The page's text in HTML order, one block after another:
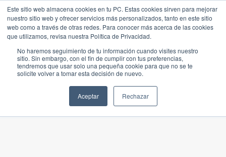
Este sitio web almacena cookies en tu PC. Estas cookies sirven para mejorar
nuestro sitio web y ofrecer servicios más personalizados, tanto en este sitio
web como a través de otras redes. Para conocer más acerca de las cookies
que utilizamos, revisa nuestra Política de Privacidad.
No haremos seguimiento de tu información cuando visites nuestro
sitio. Sin embargo, con el fin de cumplir con tus preferencias,
tendremos que usar solo una pequeña cookie para que no se te
solicite volver a tomar esta decisión de nuevo.
Aceptar Rechazar